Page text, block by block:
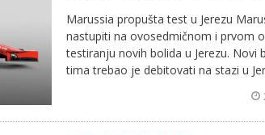
Marussia propušta test u Jerezu
nastupiti na ovosedmičnom i prvom
testiranju novih bolida u Jerezu. Novi
tima trebao je debitovati na stazi u